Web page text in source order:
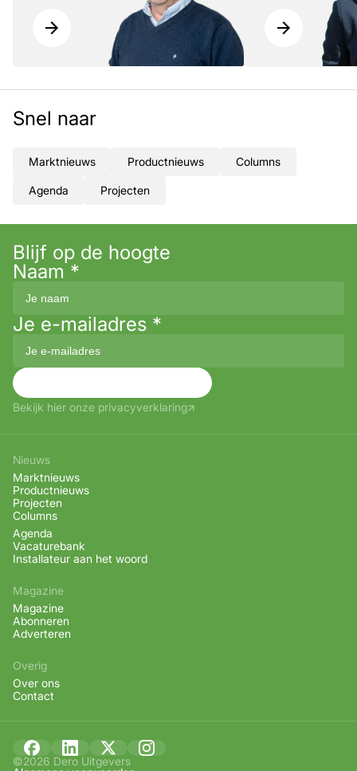
Snel naar
Marktnieuws Productnieuws Columns
Agenda Projecten
Blijf op de hoogte
Naam *
Je e-mailadres *
Bekijk hier onze privacyverklaring
Nieuws
Marktnieuws
Productnieuws
Projecten
Columns
Agenda
Vacaturebank
Installateur aan het woord
Magazine
Magazine
Abonneren
Adverteren
Overig
Over ons
Contact
©2026 Dero Uitgevers